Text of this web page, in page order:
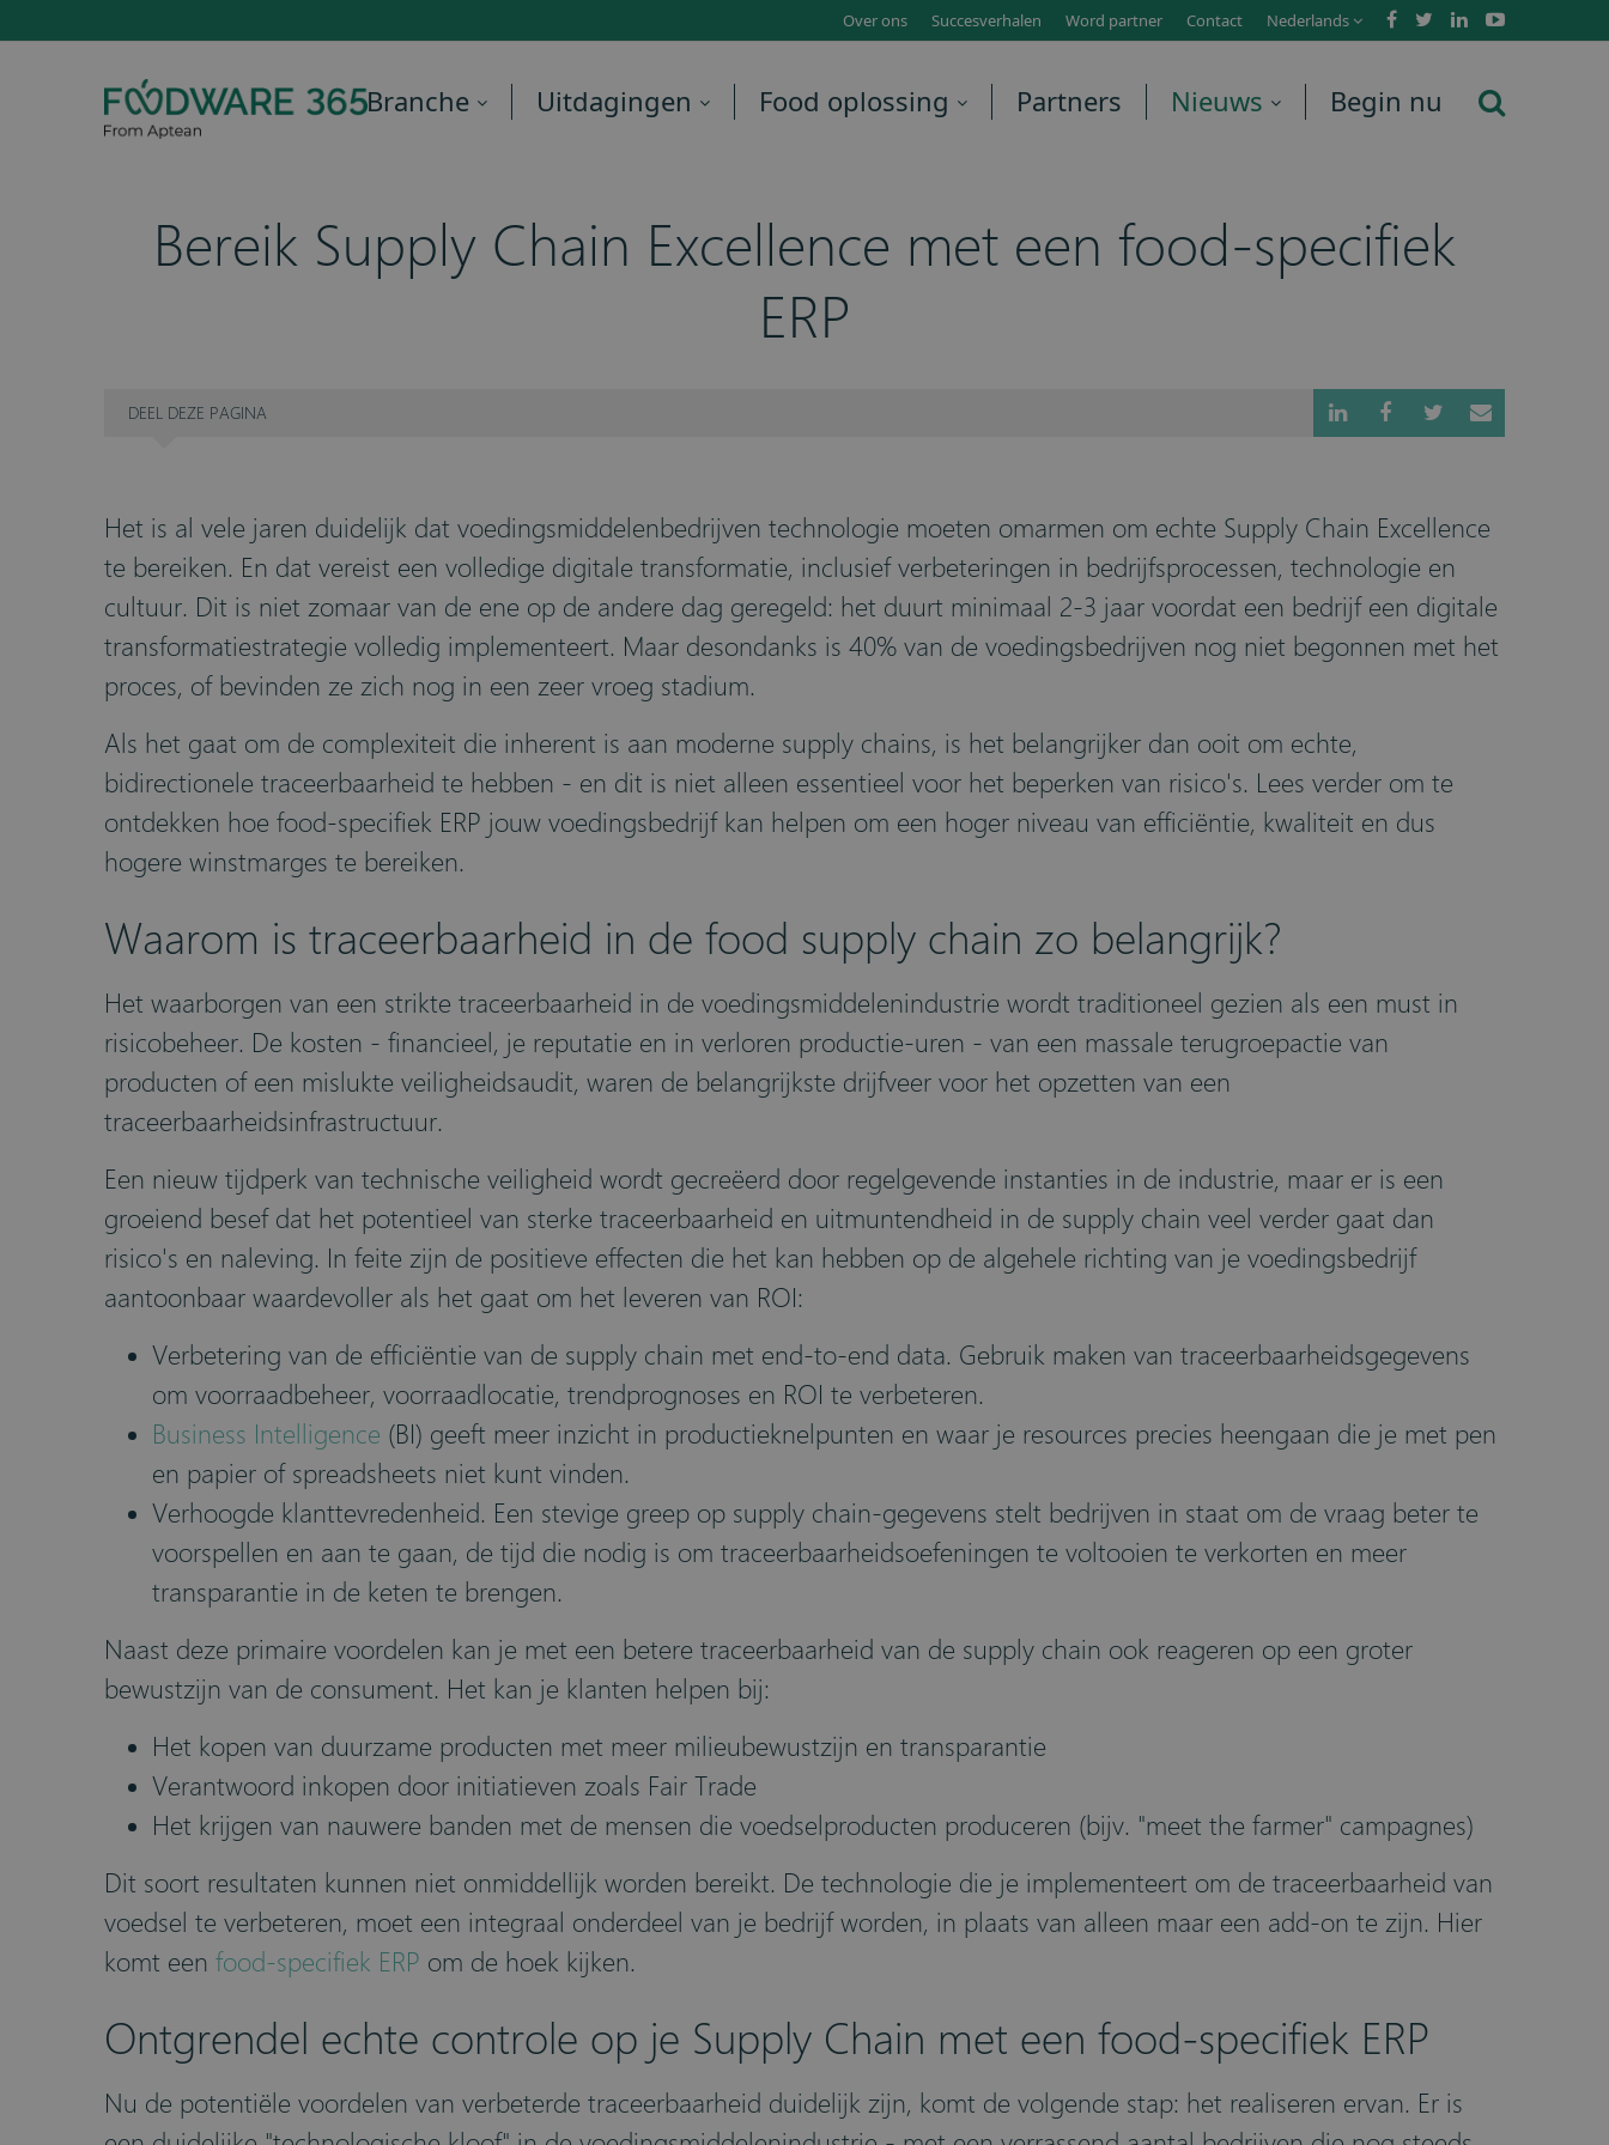
Nederlands
Over ons Succesverhalen Word partner Contact
Branche Uitdagingen Food oplossing Partners Nieuws Begin nu
Bereik Supply Chain Excellence met een food-specifiek
ERP
DEEL DEZE PAGINA
Het is al vele jaren duidelijk dat voedingsmiddelenbedrijven technologie moeten omarmen om echte Supply Chain Excellence
te bereiken. En dat vereist een volledige digitale transformatie, inclusief verbeteringen in bedrijfsprocessen, technologie en
cultuur. Dit is niet zomaar van de ene op de andere dag geregeld: het duurt minimaal 2-3 jaar voordat een bedrijf een digitale
transformatiestrategie volledig implementeert. Maar desondanks is 40% van de voedingsbedrijven nog niet begonnen met het
proces, of bevinden ze zich nog in een zeer vroeg stadium.
Als het gaat om de complexiteit die inherent is aan moderne supply chains, is het belangrijker dan ooit om echte,
bidirectionele traceerbaarheid te hebben - en dit is niet alleen essentieel voor het beperken van risico's. Lees verder om te
ontdekken hoe food-specifiek ERP jouw voedingsbedrijf kan helpen om een hoger niveau van efficiëntie, kwaliteit en dus
hogere winstmarges te bereiken.
Waarom is traceerbaarheid in de food supply chain zo belangrijk?
Het waarborgen van een strikte traceerbaarheid in de voedingsmiddelenindustrie wordt traditioneel gezien als een must in
risicobeheer. De kosten - financieel, je reputatie en in verloren productie-uren - van een massale terugroepactie van
producten of een mislukte veiligheidsaudit, waren de belangrijkste drijfveer voor het opzetten van een
traceerbaarheidsinfrastructuur.
Een nieuw tijdperk van technische veiligheid wordt gecreëerd door regelgevende instanties in de industrie, maar er is een
groeiend besef dat het potentieel van sterke traceerbaarheid en uitmuntendheid in de supply chain veel verder gaat dan
risico's en naleving. In feite zijn de positieve effecten die het kan hebben op de algehele richting van je voedingsbedrijf
aantoonbaar waardevoller als het gaat om het leveren van ROI:
Verbetering van de efficiëntie van de supply chain met end-to-end data. Gebruik maken van traceerbaarheidsgegevens
om voorraadbeheer, voorraadlocatie, trendprognoses en ROI te verbeteren.
Business Intelligence (BI) geeft meer inzicht in productieknelpunten en waar je resources precies heengaan die je met pen
en papier of spreadsheets niet kunt vinden.
Verhoogde klanttevredenheid. Een stevige greep op supply chain-gegevens stelt bedrijven in staat om de vraag beter te
voorspellen en aan te gaan, de tijd die nodig is om traceerbaarheidsoefeningen te voltooien te verkorten en meer
transparantie in de keten te brengen.
Naast deze primaire voordelen kan je met een betere traceerbaarheid van de supply chain ook reageren op een groter
bewustzijn van de consument. Het kan je klanten helpen bij:
Het kopen van duurzame producten met meer milieubewustzijn en transparantie
Verantwoord inkopen door initiatieven zoals Fair Trade
Het krijgen van nauwere banden met de mensen die voedselproducten produceren (bijv. "meet the farmer" campagnes)
Dit soort resultaten kunnen niet onmiddellijk worden bereikt. De technologie die je implementeert om de traceerbaarheid van
voedsel te verbeteren, moet een integraal onderdeel van je bedrijf worden, in plaats van alleen maar een add-on te zijn. Hier
komt een food-specifiek ERP om de hoek kijken.
Ontgrendel echte controle op je Supply Chain met een food-specifiek ERP
Nu de potentiële voordelen van verbeterde traceerbaarheid duidelijk zijn, komt de volgende stap: het realiseren ervan. Er is